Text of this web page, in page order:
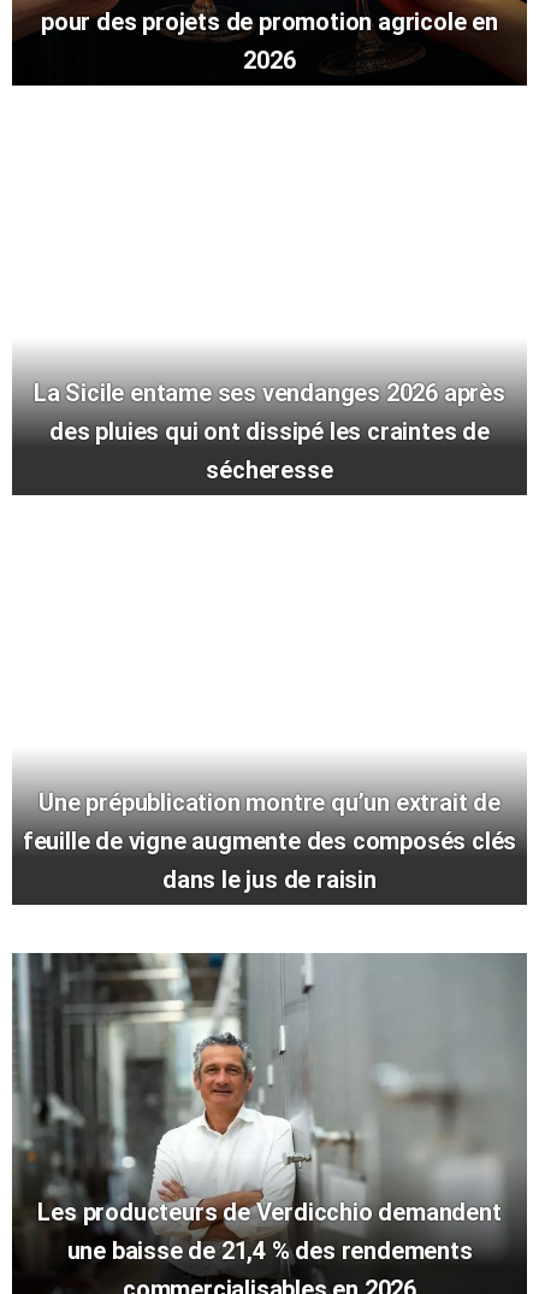
pour des projets de promotion agricole en
2026
La Sicile entame ses vendanges 2026 après
des pluies qui ont dissipé les craintes de
sécheresse
Une prépublication montre qu’un extrait de
feuille de vigne augmente des composés clés
dans le jus de raisin
Les producteurs de Verdicchio demandent
une baisse de 21,4 % des rendements